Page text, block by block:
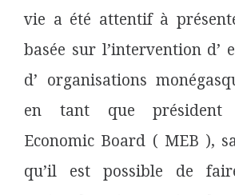
vie a été attentif à
basée sur l’intervention d’
d’ organisations
en tant que président
Economic Board ( MEB ),
qu’il est possible de